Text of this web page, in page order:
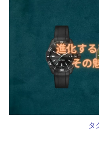
タ